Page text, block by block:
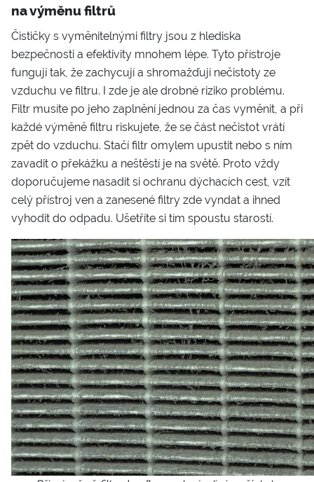
na výměnu filtrů
Čističky s vyměnitelnými filtry jsou z hlediska
bezpečnosti a efektivity mnohem lépe. Tyto přístroje
fungují tak, že zachycují a shromažďují nečistoty ze
vzduchu ve filtru. I zde je ale drobné riziko problému.
Filtr musíte po jeho zaplnění jednou za čas vyměnit, a při
každé výměně filtru riskujete, že se část nečistot vrátí
zpět do vzduchu. Stačí filtr omylem upustit nebo s ním
zavadit o překážku a neštěstí je na světě. Proto vždy
doporučujeme nasadit si ochranu dýchacích cest, vzít
celý přístroj ven a zanesené filtry zde vyndat a ihned
vyhodit do odpadu. Ušetříte si tím spoustu starostí.